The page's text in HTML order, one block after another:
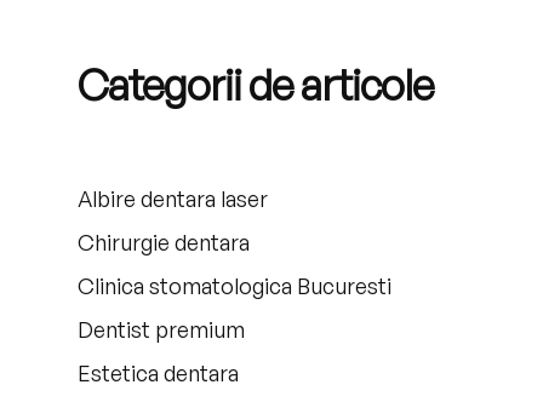
Categorii de articole
Albire dentara laser
Chirurgie dentara
Clinica stomatologica Bucuresti
Dentist premium
Estetica dentara